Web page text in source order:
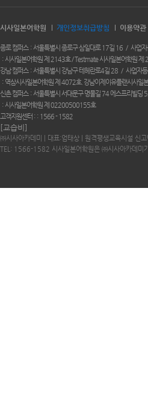
시사일본어학원 개인정보취급방침 이용약관
종로 캠퍼스 서울특별시 종로구 삼일대로 17길 16 사업
시사일본어학원 제 2143호 / Testmate 시사일본어학원
강남 캠퍼스
서울특별시 강남구 테헤란로4길 28 사업자
역삼시사일본어학원 제 4072호. 강남이제이유플랜시사일
신촌 캠퍼스
서울특별시 서대문구 명물길 74 에스프리빌딩
시사일본어학원 제 02200500155호
고객지원센터 :
1566 - 1582
[교습비]
㈜시사아카데미 | 대표:엄태상 | 원격평생교육시설
TEL: 1566-1582 시사일본어학원은 ㈜시사아카데미